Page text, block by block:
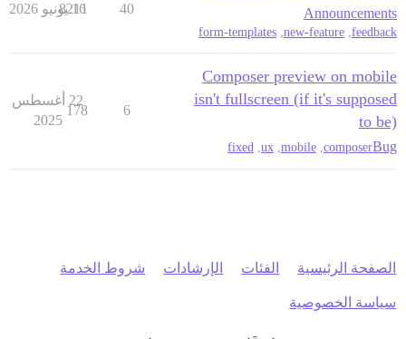
Announcements
feedback
,
new-feature
,
form-templates
40
8211
16 يونيو 2026
Composer preview on mobile
isn't fullscreen (if it's supposed
to be)
Bug
composer
mobile
ux
fixed
6
178
22 أغسطس
2025
الصفحة الرئيسية الفئات الإرشادات شروط الخدمة
سياسة الخصوصية